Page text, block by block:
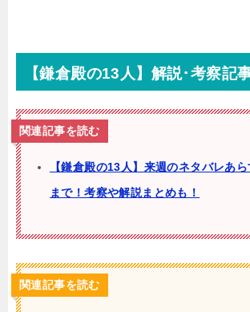
【鎌倉殿の13人】解説･考察記
関連記事を読む
【鎌倉殿の13人】来週のネタバレあ
まで！考察や解説まとめも！
関連記事を読む